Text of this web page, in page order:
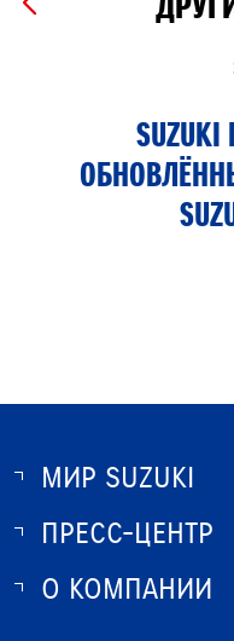
МИР SUZUKI
О SUZUKI
ПРЕСС-ЦЕНТР
НОВОСТИ
О КОМПАНИИ